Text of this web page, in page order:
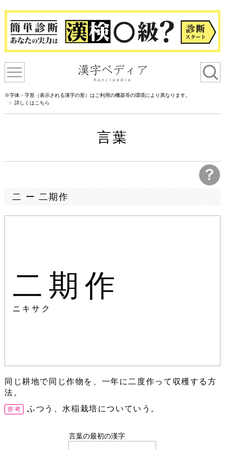
※字体・字形（表示される漢字の形）はご利用の機器等の環境により異なります。
詳しくはこちら
言葉
二 ー 二期作
二期作
ニキサク
同じ耕地で同じ作物を、一年に二度作って収穫する方
法。
ふつう、水稲栽培についていう。
言葉の最初の漢字